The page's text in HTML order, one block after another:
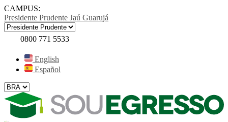
CAMPUS:
Presidente Prudente Jaú Guarujá
0800 771 5533
English
Español